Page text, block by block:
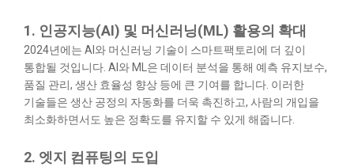
1. 인공지능(AI) 및 머신러닝(ML) 활용의 확대
2024년에는 AI와 머신러닝 기술이 스마트팩토리에 더 깊이
통합될 것입니다. AI와 ML은 데이터 분석을 통해 예측 유지보수,
품질 관리, 생산 효율성 향상 등에 큰 기여를 합니다. 이러한
기술들은 생산 공정의 자동화를 더욱 촉진하고, 사람의 개입을
최소화하면서도 높은 정확도를 유지할 수 있게 해줍니다.​
2. 엣지 컴퓨팅의 도입